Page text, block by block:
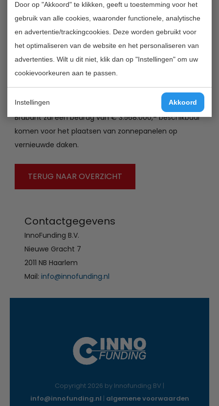
Door op "Akkoord" te klikken, geeft u toestemming voor het
gebruik van alle cookies, waaronder functionele, analytische
en advertentie/trackingcookies. Deze worden gebruikt voor
het optimaliseren van de website en het personaliseren van
advertenties. Wilt u dit niet, klik dan op "Instellingen" om uw
cookievoorkeuren aan te passen.
Instellingen Akkoord
laten vaststellen, waarna begonnen kan worden met
de uitvoering. Voor de Provincie Limburg gebeurt dit
naar verwachting in het begin van 2013. Er komt een
bedrag van € 1.365.000,- beschikbaar.
De subsidieregeling is eveneens ter sprake gekomen in
vergadering van Gedeputeerde Staten van Noord-
Brabant. Voor agrarische ondernemers in Noord-
Brabant zal een bedrag van € 3.568.000,- beschikbaar
komen voor het plaatsen van zonnepanelen op
vernieuwde daken.
TERUG NAAR OVERZICHT
Contactgegevens
InnoFunding B.V.
Nieuwe Gracht 7
2011 NB Haarlem
Mail: info@innofunding.nl
Copyright 2026 by Innofunding BV |
info@innofunding.nl | algemene voorwaarden